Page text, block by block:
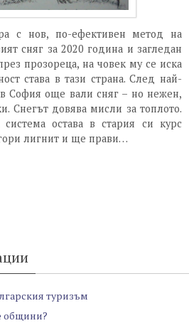
с нов, по-ефективен метод на
сняг за 2020 година и загледан
прозореца, на човек му се иска
става в тази страна. След най-
София още вали сняг – но нежен,
Снегът довява мисли за топлото.
система остава в стария си курс
лигнит и ще прави…
туризъм
общини?